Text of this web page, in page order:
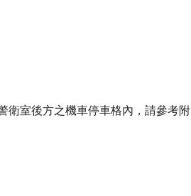
衛室後方之機車停車格內，請參考附